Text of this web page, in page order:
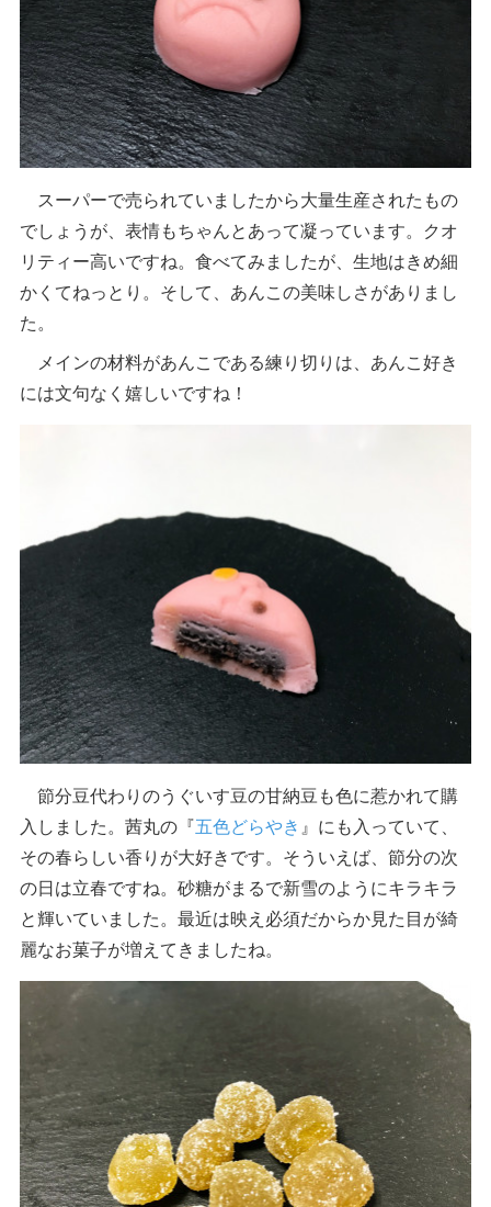
スーパーで売られていましたから大量生産されたもの
でしょうが、表情もちゃんとあって凝っています。クオ
リティー高いですね。食べてみましたが、生地はきめ細
かくてねっとり。そして、あんこの美味しさがありまし
た。
メインの材料があんこである練り切りは、あんこ好き
には文句なく嬉しいですね！
節分豆代わりのうぐいす豆の甘納豆も色に惹かれて購
入しました。茜丸の『五色どらやき 』にも入っていて、
その春らしい香りが大好きです。そういえば、節分の次
の日は立春ですね。砂糖がまるで新雪のようにキラキラ
と輝いていました。最近は映え必須だからか見た目が綺
麗なお菓子が増えてきましたね。